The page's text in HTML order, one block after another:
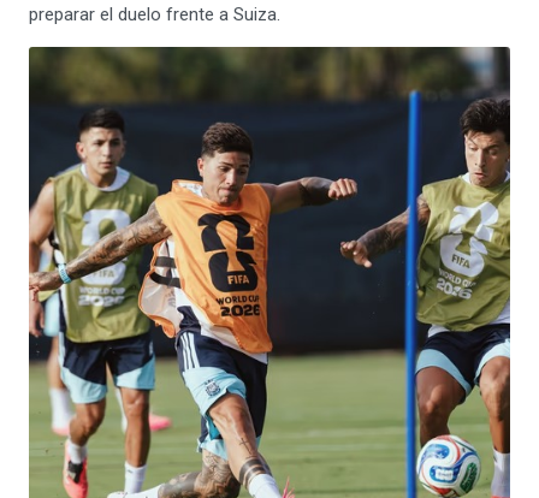
preparar el duelo frente a Suiza.